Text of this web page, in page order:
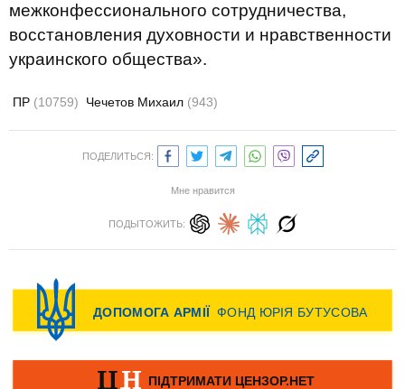
межконфессионального сотрудничества,
восстановления духовности и нравственности
украинского общества».
ПР (10759) Чечетов Михаил (943)
ПОДЕЛИТЬСЯ:
Мне нравится
ПОДЫТОЖИТЬ: